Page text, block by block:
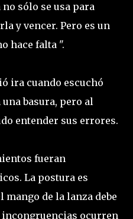
sólo se usa para
y vencer. Pero es un
hace falta ".
ira cuando escuchó
basura, pero al
entender sus errores.
fueran
La postura es
mango de la lanza debe
incongruencias ocurren